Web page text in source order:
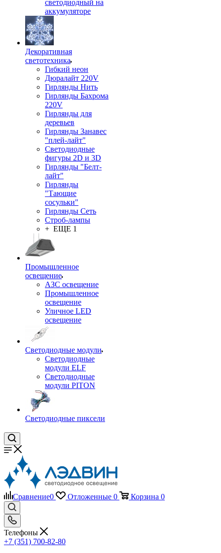
светодиодный на
аккумуляторе
Декоративная
светотехника
Гибкий неон
Дюралайт 220V
Гирлянды Нить
Гирлянды Бахрома
220V
Гирлянды для
деревьев
Гирлянды Занавес
"плей-лайт"
Светодиодные
фигуры 2D и 3D
Гирлянды "Белт-
лайт"
Гирлянды
"Тающие
сосульки"
Гирлянды Сеть
Строб-лампы
+ ЕЩЕ 1
Промышленное
освещение
АЗС освещение
Промышленное
освещение
Уличное LED
освещение
Светодиодные модули
Светодиодные
модули ELF
Светодиодные
модули PITON
Светодиодные пиксели
Сравнение0 Отложенные 0 Корзина 0
Телефоны
+7 (351) 700-82-80